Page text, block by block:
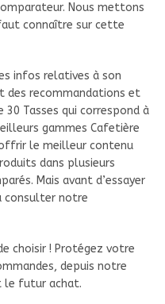
Nous mettons
connaître sur cette
infos relatives à son
des recommandations et
Tasses qui correspond à
gammes Cafetière
offrir le meilleur contenu
dans plusieurs
Mais avant d’essayer
consulter notre
choisir ! Protégez votre
depuis notre
le futur achat.